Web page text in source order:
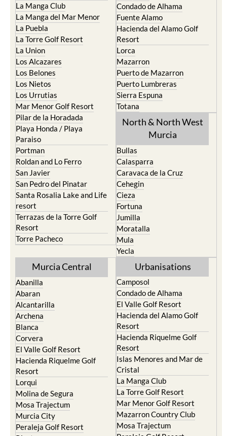
La Manga Club
La Manga del Mar Menor
La Puebla
La Torre Golf Resort
La Union
Los Alcazares
Los Belones
Los Nietos
Los Urrutias
Mar Menor Golf Resort
Pilar de la Horadada
Playa Honda / Playa
Paraiso
Portman
Roldan and Lo Ferro
San Javier
San Pedro del Pinatar
Santa Rosalia Lake and Life
resort
Terrazas de la Torre Golf
Resort
Torre Pacheco
Condado de Alhama
Fuente Alamo
Hacienda del Alamo Golf
Resort
Lorca
Mazarron
Puerto de Mazarron
Puerto Lumbreras
Sierra Espuna
Totana
North & North West
Murcia
Bullas
Calasparra
Caravaca de la Cruz
Cehegin
Cieza
Fortuna
Jumilla
Moratalla
Mula
Yecla
Murcia Central
Abanilla
Abaran
Alcantarilla
Archena
Blanca
Corvera
El Valle Golf Resort
Hacienda Riquelme Golf
Resort
Lorqui
Molina de Segura
Mosa Trajectum
Murcia City
Peraleja Golf Resort
Urbanisations
Camposol
Condado de Alhama
El Valle Golf Resort
Hacienda del Alamo Golf
Resort
Hacienda Riquelme Golf
Resort
Islas Menores and Mar de
Cristal
La Manga Club
La Torre Golf Resort
Mar Menor Golf Resort
Mazarron Country Club
Mosa Trajectum